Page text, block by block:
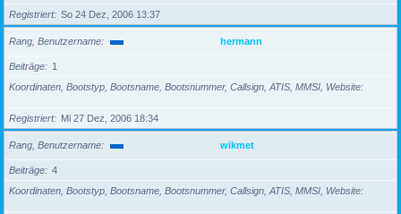
Registriert
So 24 Dez, 2006 13:37
Rang, Benutzername hermann
Beiträge
1
Koordinaten, Bootstyp, Bootsname, Bootsnummer, Callsign, ATIS, MMSI, Website
Registriert Mi 27 Dez, 2006 18:34
Rang, Benutzername wikmet
Beiträge
4
Koordinaten, Bootstyp, Bootsname, Bootsnummer, Callsign, ATIS, MMSI, Website